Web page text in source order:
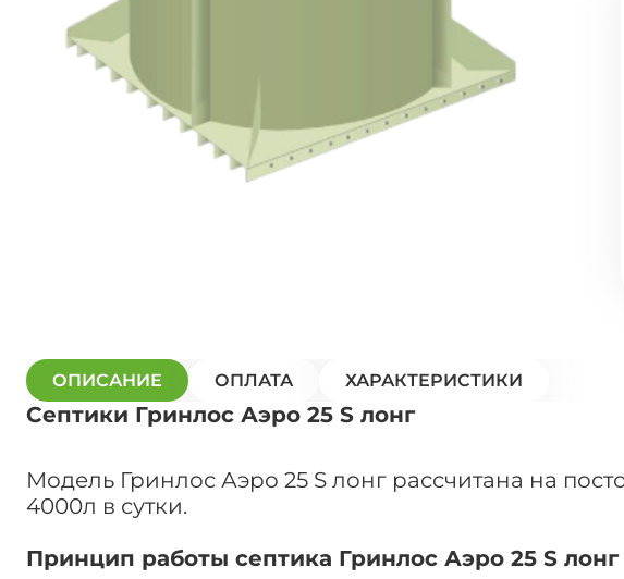
ОПИСАНИЕ ОПЛАТА ХАРАКТЕРИСТИКИ
Септики Гринлос Аэро 25 S лонг
Модель Гринлос Аэро 25 S лонг рассчитана на
4000л в сутки.
Принцип работы септика Гринлос Аэро 25 S лонг